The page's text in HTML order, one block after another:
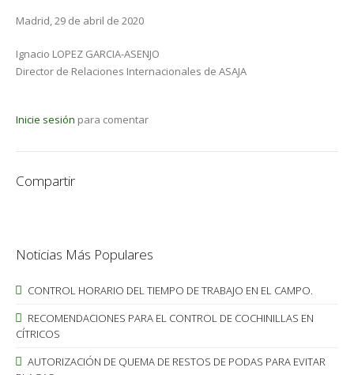
Madrid, 29 de abril de 2020
Ignacio LOPEZ GARCIA-ASENJO
Director de Relaciones Internacionales de ASAJA
Inicie sesión para comentar
Compartir
Noticias Más Populares
CONTROL HORARIO DEL TIEMPO DE TRABAJO EN EL CAMPO.
RECOMENDACIONES PARA EL CONTROL DE COCHINILLAS EN
CÍTRICOS
AUTORIZACIÓN DE QUEMA DE RESTOS DE PODAS PARA EVITAR